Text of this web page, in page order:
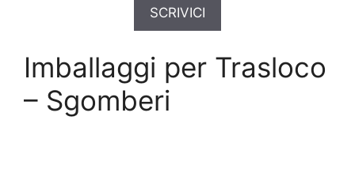
SCRIVICI
Imballaggi per Trasloco
– Sgomberi